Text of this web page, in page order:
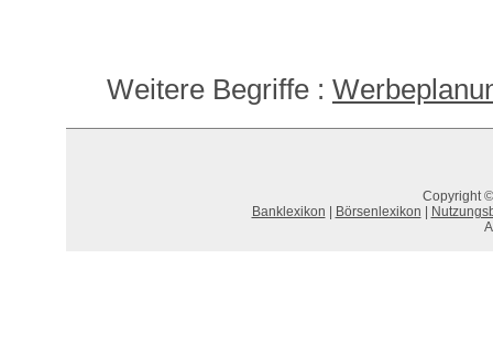
Weitere Begriffe :
Copyright
Banklexikon
Börsenlexikon